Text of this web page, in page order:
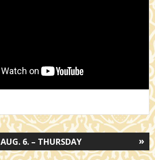
»
AUG. 6. – THURSDAY